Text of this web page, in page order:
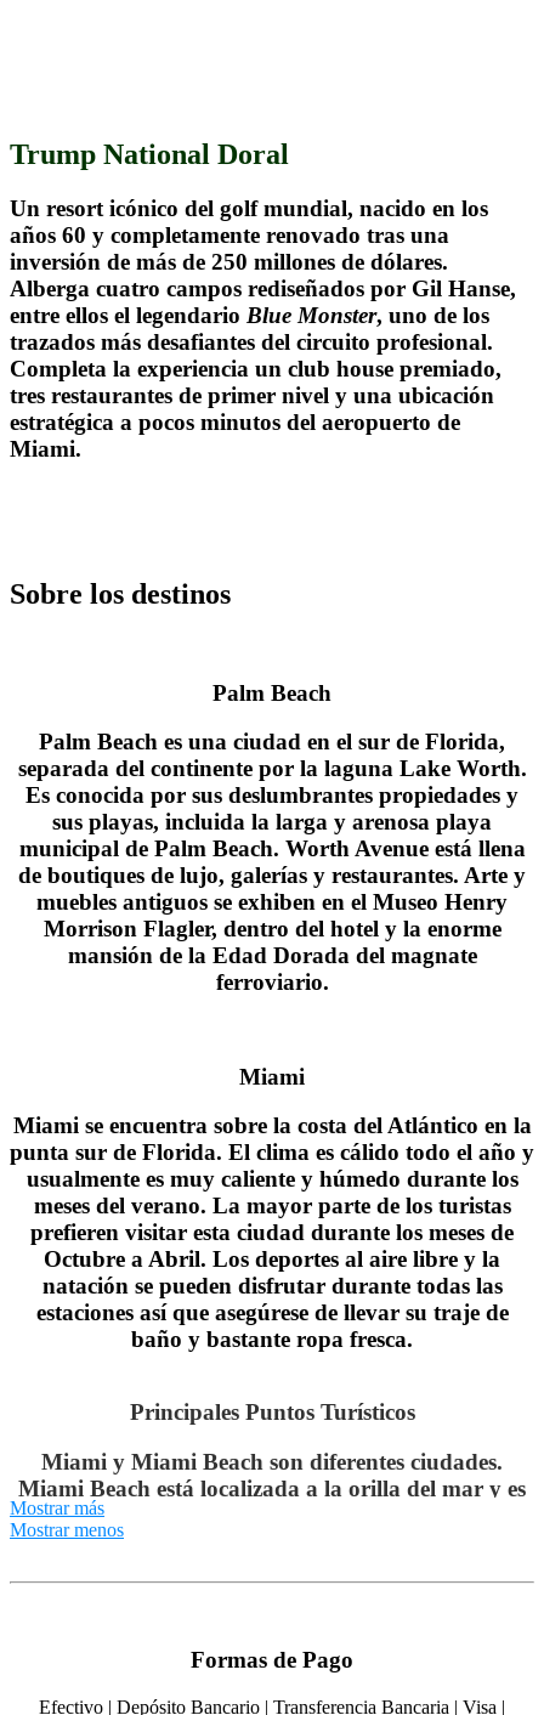
Trump National Doral
Un resort icónico del golf mundial, nacido en los
años 60 y completamente renovado tras una
inversión de más de 250 millones de dólares.
Alberga cuatro campos rediseñados por Gil Hanse,
entre ellos el legendario Blue Monster, uno de los
trazados más desafiantes del circuito profesional.
Completa la experiencia un club house premiado,
tres restaurantes de primer nivel y una ubicación
estratégica a pocos minutos del aeropuerto de
Miami.
Sobre los destinos
Palm Beach
Palm Beach es una ciudad en el sur de Florida,
separada del continente por la laguna Lake Worth.
Es conocida por sus deslumbrantes propiedades y
sus playas, incluida la larga y arenosa playa
municipal de Palm Beach. Worth Avenue está llena
de boutiques de lujo, galerías y restaurantes. Arte y
muebles antiguos se exhiben en el Museo Henry
Morrison Flagler, dentro del hotel y la enorme
mansión de la Edad Dorada del magnate
ferroviario.
Miami
Miami se encuentra sobre la costa del Atlántico en la
punta sur de Florida. El clima es cálido todo el año y
usualmente es muy caliente y húmedo durante los
meses del verano. La mayor parte de los turistas
prefieren visitar esta ciudad durante los meses de
Octubre a Abril. Los deportes al aire libre y la
natación se pueden disfrutar durante todas las
estaciones así que asegúrese de llevar su traje de
baño y bastante ropa fresca.
Principales Puntos Turísticos
Miami y Miami Beach son diferentes ciudades.
Miami Beach está localizada a la orilla del mar y es
eminentemente de orientación turística, en ella se
encuentran básicamente hoteles y departamentos
El distrito Art Deco de Miami Beach ocupa un
espacio compacto de 2.6 km cuadrados (1 milla
Mostrar más
Mostrar menos
Formas de Pago
Efectivo | Depósito Bancario | Transferencia Bancaria | Visa |